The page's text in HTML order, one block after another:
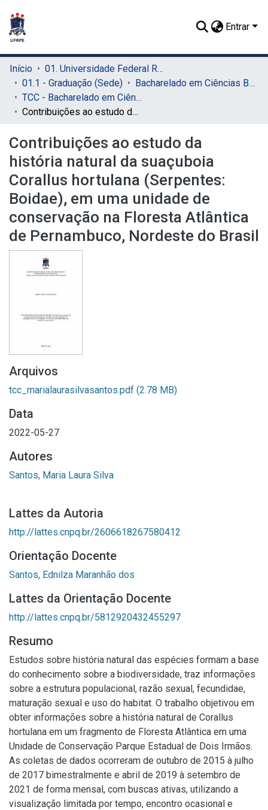
Entrar
Início
01. Universidade Federal Rural de Pernambuco - UFRPE (Sede)
01.1 - Graduação (Sede)
Bacharelado em Ciências Biológicas (Sede)
TCC - Bacharelado em Ciências Biológicas (Sede)
Contribuições ao estudo da história natural da suaçuboia Corallus hortulana (Serpentes: Boidae), em uma unidade de conservação na Floresta Atlântica de Pernambuco, Nordeste do Brasil
Contribuições ao estudo da
história natural da suaçuboia
Corallus hortulana (Serpentes:
Boidae), em uma unidade de
conservação na Floresta Atlântica
de Pernambuco, Nordeste do Brasil
Arquivos
tcc_marialaurasilvasantos.pdf (2.78 MB)
Data
2022-05-27
Autores
Santos, Maria Laura Silva
Lattes da Autoria
http://lattes.cnpq.br/2606618267580412
Orientação Docente
Santos, Ednilza Maranhão dos
Lattes da Orientação Docente
http://lattes.cnpq.br/5812920432455297
Resumo
Estudos sobre história natural das espécies formam a base
do conhecimento sobre a biodiversidade, traz informações
sobre a estrutura populacional, razão sexual, fecundidae,
maturação sexual e uso do habitat. O trabalho objetivou em
obter informações sobre a história natural de Corallus
hortulana em um fragmento de Floresta Atlântica em uma
Unidade de Conservação Parque Estadual de Dois Irmãos.
As coletas de dados ocorreram de outubro de 2015 à julho
de 2017 bimestralmente e abril de 2019 à setembro de
2021 de forma mensal, com buscas ativas, utilizando a
visualização limitada por tempo, encontro ocasional e